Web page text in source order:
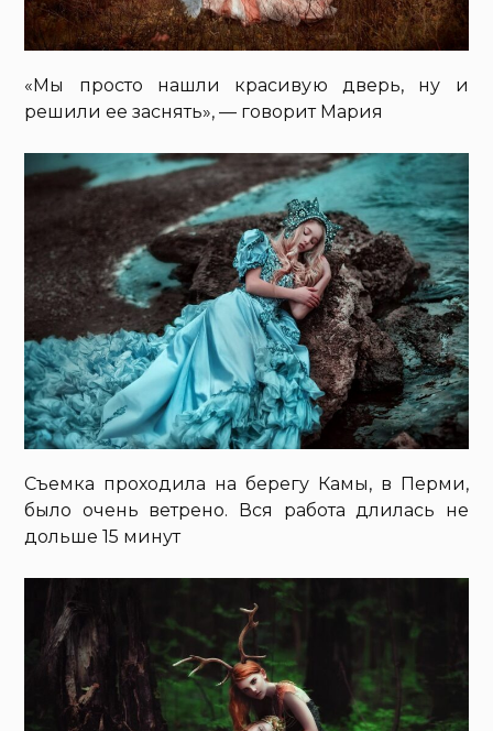
«Мы просто нашли красивую дверь, ну и
решили ее заснять», — говорит Мария
Съемка проходила на берегу Камы, в Перми,
было очень ветрено. Вся работа длилась не
дольше 15 минут